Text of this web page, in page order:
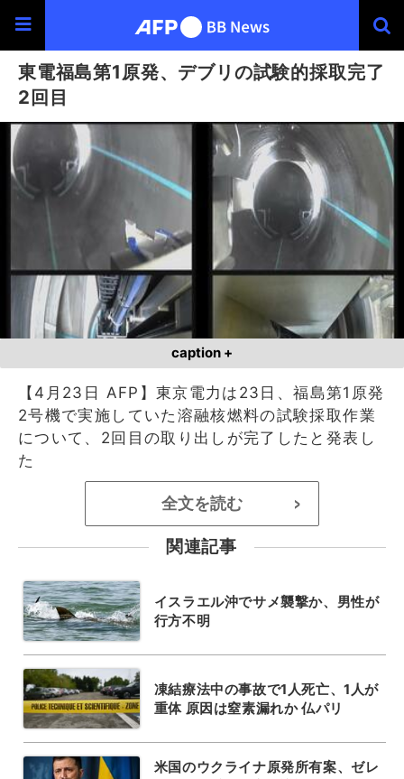
東電福島第1原発、デブリの試験的採取完了
2回目
caption +
【4月23日 AFP】東京電力は23日、福島第1原発
2号機で実施していた溶融核燃料の試験採取作業
について、2回目の取り出しが完了したと発表し
た
全文を読む >
関連記事
イスラエル沖でサメ襲撃か、男性が
行方不明
凍結療法中の事故で1人死亡、1人が
重体 原因は窒素漏れか 仏パリ
米国のウクライナ原発所有案、ゼレ